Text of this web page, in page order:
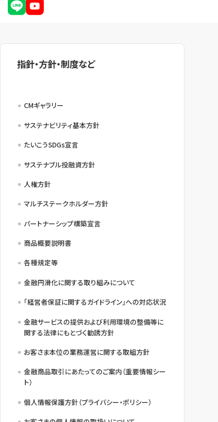
指針・方針・制度など
CMギャラリー
サステナビリティ基本方針
たいこうSDGs宣言
サステナブル投融資方針
人権方針
マルチステークホルダー方針
パートナーシップ構築宣言
商品概要説明書
各種規定等
金融円滑化に関する取り組みについて
「経営者保証に関するガイドライン」への対応状況
金融サービスの提供および利用環境の整備等に
関する法律にもとづく勧誘方針
お客さま本位の業務運営に関する取組方針
金融商品取引にあたってのご案内（重要情報シー
ト）
個人情報保護方針（プライバシー・ポリシー）